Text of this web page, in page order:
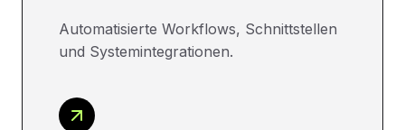
Automatisierte Workflows, Schnittstellen
und Systemintegrationen.